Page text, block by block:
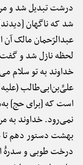
درشت تبدیل شد و
شد که ناگهان
عبدالرّحمان مالک
لحظه نازل شد و
خداوند به تو سلام
علیّ‌ّبن‌ابی‌طالب
است که [برای حج]
نمی‌رود. خداوند به
بهشت دستور دهم تا
درخت طوبی و سدرهًْ